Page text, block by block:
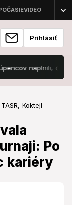
Prihlásiť
naplnili, ďalšie sú
TASR, Koktejl
Po
kariéry
Po